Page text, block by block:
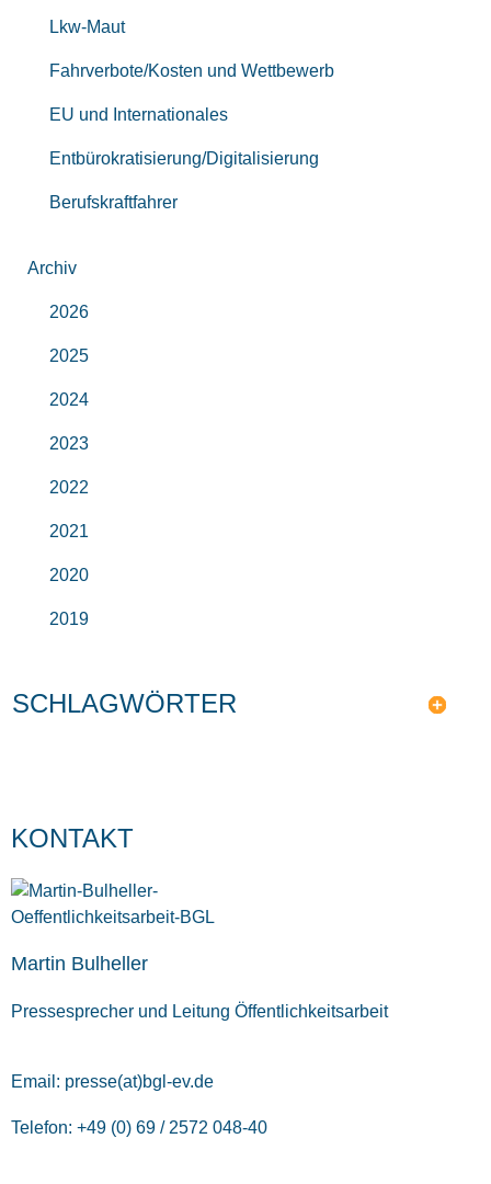
Lkw-Maut
Fahrverbote/Kosten und Wettbewerb
EU und Internationales
Entbürokratisierung/Digitalisierung
Berufskraftfahrer
Archiv
2026
2025
2024
2023
2022
2021
2020
2019
SCHLAGWÖRTER
KONTAKT
Martin Bulheller
Pressesprecher und Leitung Öffentlichkeitsarbeit
Email: presse(at)bgl-ev.de
Telefon: +49 (0) 69 / 2572 048-40